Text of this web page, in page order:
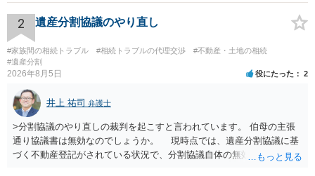
理証明を家庭裁判所で取得し、コピーを答弁書に添えて裁判所に提出
してください。 質問２について 請求棄却を求める答弁書を提出すれ
ば、第１回期日は出席する必要がありません。その日は差支え（用事
があり出席できない）との記載で十分です。 質問３について 弁護士で
はないので、ｍｉｎｔｓでの提出の必要は無いと思います。郵送（期
限までに届けばよい）で十分です。 詳細は、書面記載の裁判所書記官
にお問い合わせください。 以上、ご参考まで。
2 遺産分割協議のやり直し
#家族間の相続トラブル #相続トラブルの代理交渉
#不動産・土地の相続
#遺産分割
2026年8月5日 役にたった 2
井上 祐司 弁護士
>分割協議のやり直しの裁判を起こすと言われています。 伯母の主張
通り協議書は無効なのでしょうか。 現時点では、遺産分割協議に基
づく不動産登記がされている状況で、分割協議自体の無効を裁判所が